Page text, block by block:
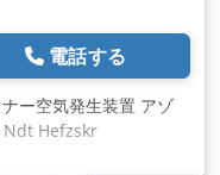
電話する
ー空気発生装置 アゾ
Ndt Hefzskr